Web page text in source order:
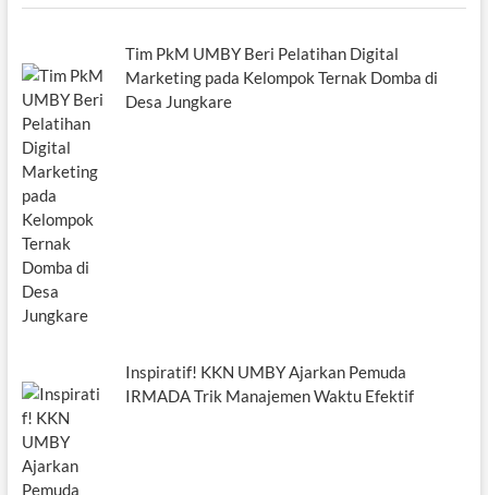
Tim PkM UMBY Beri Pelatihan Digital
Marketing pada Kelompok Ternak Domba di
Desa Jungkare
Inspiratif! KKN UMBY Ajarkan Pemuda
IRMADA Trik Manajemen Waktu Efektif